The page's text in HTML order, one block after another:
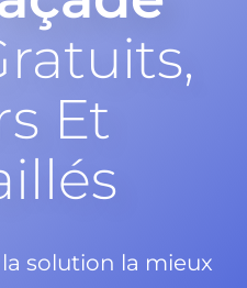
Et
solution la mieux